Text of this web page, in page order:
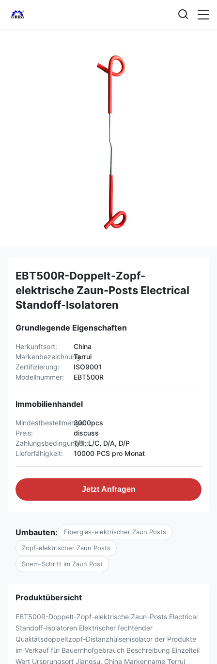
EBT500R-Doppelt-Zopf-
elektrische Zaun-Posts Electrical
Standoff-Isolatoren
Grundlegende Eigenschaften
Herkunftsort:
China
Markenbezeichnung:Terrui
Zertifizierung:
ISO9001
Modellnummer:
EBT500R
Immobilienhandel
Mindestbestellmenge:3000pcs
Preis:
discuss
Zahlungsbedingungen:T/T, L/C, D/A, D/P
Lieferfähigkeit:
10000 PCS pro Monat
Jetzt Anfragen
Umbauten: Fiberglas-elektrischer Zaun Posts
Zopf-elektrischer Zaun Posts
Soem-Schritt im Zaun Post
Produktübersicht
EBT500R-Doppelt-Zopf-elektrische Zaun-Posts Electrical
Standoff-Isolatoren Elektrischer fechtender
Qualitätsdoppeltzopf-Distanzhülsenisolator der Produkte
im Verkauf für Bauernhofgebrauch Beschreibung Einzelteil
Wert Ursprungsort Jiangsu, China Markenname Terrui